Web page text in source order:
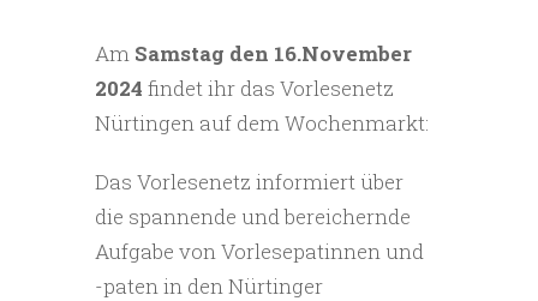
auf
dem
Nürtinger
Am Samstag den 16.November
2024 findet ihr das Vorlesenetz
Nürtingen auf dem Wochenmarkt:
Das Vorlesenetz informiert über
die spannende und bereichernde
Aufgabe von Vorlesepatinnen und
-paten in den Nürtinger